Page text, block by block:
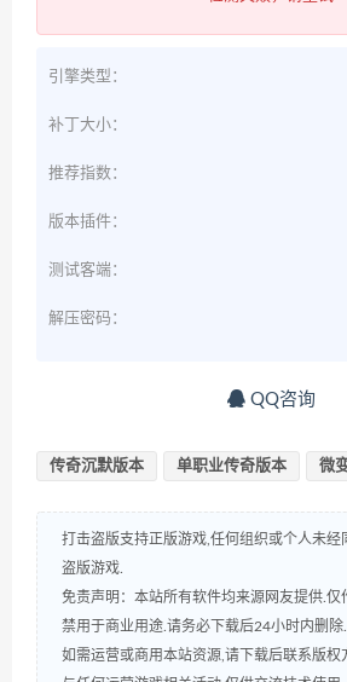
引擎类型：
补丁大小：
推荐指数：
版本插件：
测试客端：
解压密码：
QQ咨询
传奇沉默版本 单职业传奇版本 微
打击盗版支持正版游戏,任何组织或个人未经
盗版游戏.
免责声明：本站所有软件均来源网友提供.仅
禁用于商业用途.请务必下载后24小时内删除.
如需运营或商用本站资源,请下载后联系版权